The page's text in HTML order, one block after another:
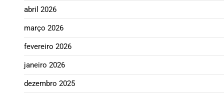
abril 2026
março 2026
fevereiro 2026
janeiro 2026
dezembro 2025